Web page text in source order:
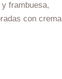
frambuesa,
con crema